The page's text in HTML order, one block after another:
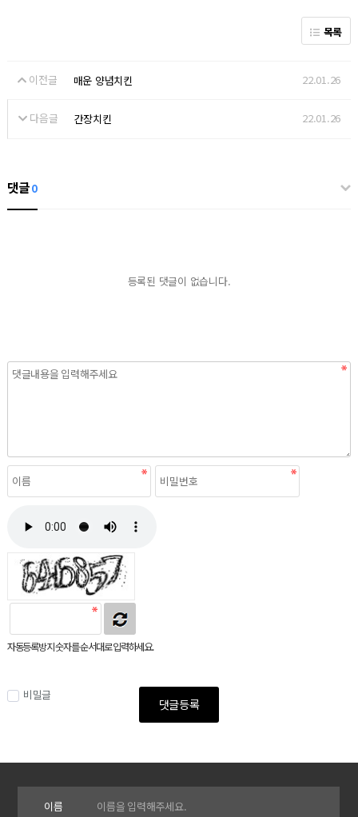
목록
이전글 매운 양념치킨 22.01.26
다음글 간장치킨 22.01.26
댓글0
등록된 댓글이 없습니다.
자동등록방지 숫자를 순서대로 입력하세요.
비밀글
댓글등록
이름